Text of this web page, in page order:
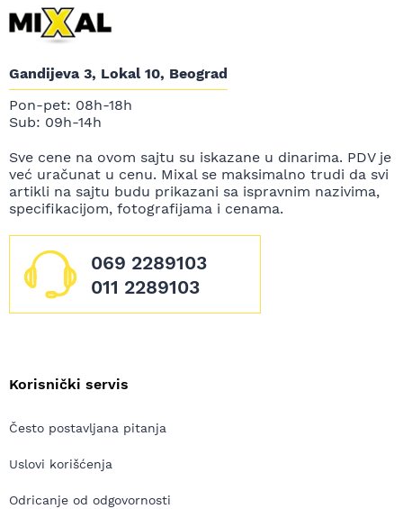
Gandijeva 3, Lokal 10, Beograd
Pon-pet: 08h-18h
Sub: 09h-14h
Sve cene na ovom sajtu su iskazane u dinarima. PDV je
već uračunat u cenu. Mixal se maksimalno trudi da svi
artikli na sajtu budu prikazani sa ispravnim nazivima,
specifikacijom, fotografijama i cenama.
069 2289103
011 2289103
Korisnički servis
Često postavljana pitanja
Uslovi korišćenja
Odricanje od odgovornosti